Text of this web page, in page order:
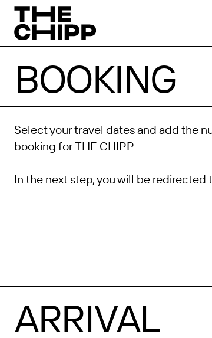
BOOKING
Select your travel dates and add the
booking for THE CHIPP
In the next step, you will be redirected
ARRIVAL